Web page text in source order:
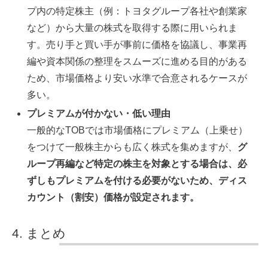
プ内の特定株主（例：トヨタグループ各社や創業家
など）から大量の株式を取得する際に用いられま
す。売り手と買い手が事前に価格を協議し、事業再
編や資本関係の整理をスムーズに進める目的がある
ため、市場価格より安い水準で合意されるケースが
多い。
プレミアムが付かない・低い理由
一般的なTOBでは市場価格にプレミアム（上乗せ）
をつけて一般株主からも広く株式を集めますが、 グ
ループ再編など特定の株主を対象とする場合は、必
ずしもプレミアムを付ける必要がないため、ディス
カウント（割安）価格が設定されます。
まとめ